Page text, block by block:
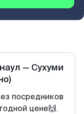
— Сухуми
посредников
цене🙌.